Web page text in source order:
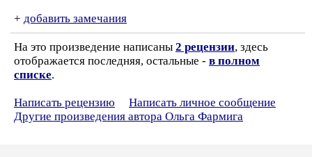
+ добавить замечания
На это произведение написаны 2 рецензии, здесь
отображается последняя, остальные - в полном
списке.
Написать рецензию
Написать личное сообщение
Другие произведения автора Ольга Фармига